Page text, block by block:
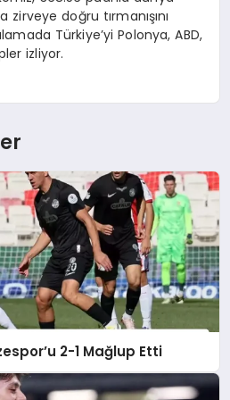
zirveye doğru tırmanışını
Türkiye’yi Polonya, ABD,
izliyor.
2-1 Mağlup Etti